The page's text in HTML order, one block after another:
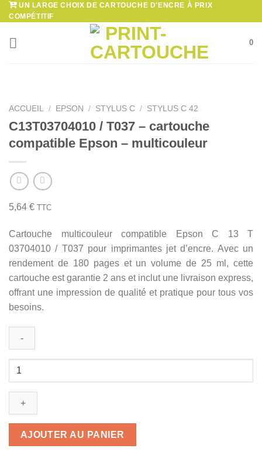
Passer
au
contenu
UN LARGE CHOIX DE CARTOUCHE D'ENCRE À PRIX
COMPÉTITIF
0
ACCUEIL / EPSON / STYLUS C / STYLUS C 42
C13T03704010 / T037 – cartouche
compatible Epson – multicouleur
5,64 € TTC
Cartouche multicouleur compatible Epson C 13 T
03704010 / T037 pour imprimantes jet d’encre. Avec un
rendement de 180 pages et un volume de 25 ml, cette
cartouche est garantie 2 ans et inclut une livraison express,
offrant une impression de qualité et pratique pour tous vos
besoins.
quantité
C13T03704010
cartouche
AJOUTER AU PANIER